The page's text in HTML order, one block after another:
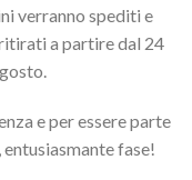
verranno spediti e
a partire dal 24
e per essere parte
fase!
e risparmia
anche...